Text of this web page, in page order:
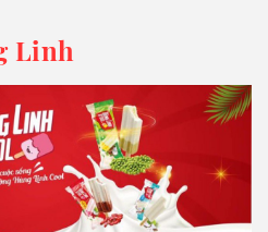
Linh